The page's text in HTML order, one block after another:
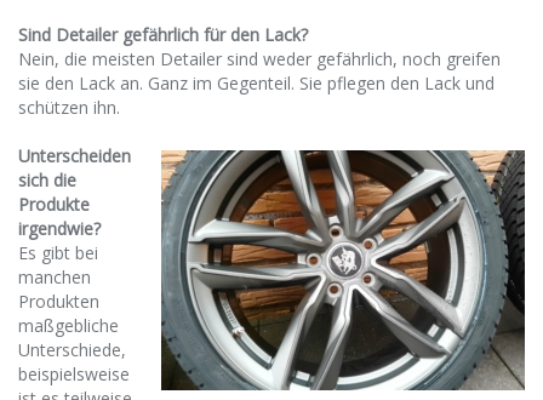
Sind Detailer gefährlich für den Lack?
Nein, die meisten Detailer sind weder gefährlich, noch greifen
sie den Lack an. Ganz im Gegenteil. Sie pflegen den Lack und
schützen ihn.
Unterscheiden
sich die
Produkte
irgendwie?
Es gibt bei
manchen
Produkten
maßgebliche
Unterschiede,
beispielsweise